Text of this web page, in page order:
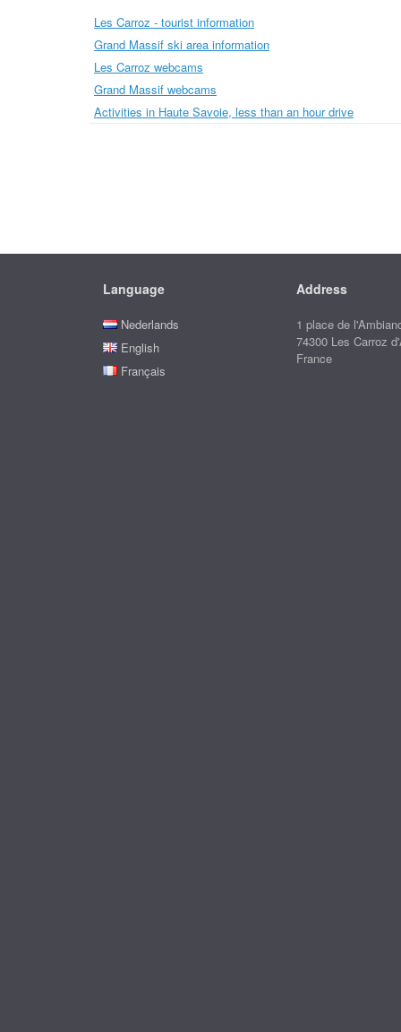
Les Carroz - tourist information
Grand Massif ski area information
Les Carroz webcams
Grand Massif webcams
Activities in Haute Savoie, less than an hour drive
Language
Nederlands
English
Français
Address
1 place de
74300 Les Carroz
France